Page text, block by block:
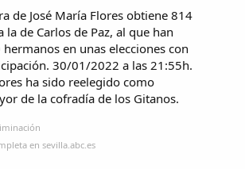
de José María Flores obtiene 814
la de Carlos de Paz, al que han
en unas elecciones con
30/01/2022 a las 21:55h.
ha sido reelegido como
de la cofradía de los Gitanos.
en sevilla.abc.es